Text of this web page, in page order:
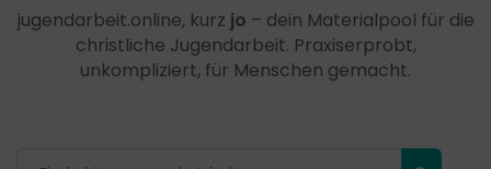
jugendarbeit.online, kurz jo – dein Materialpool für die
christliche Jugendarbeit. Praxiserprobt,
unkompliziert, für Menschen gemacht.